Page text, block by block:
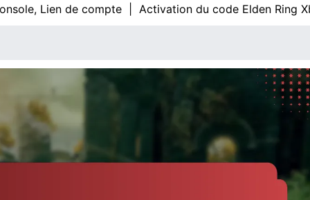
Lien de compte |Activation du code Elden Ring Xbox :